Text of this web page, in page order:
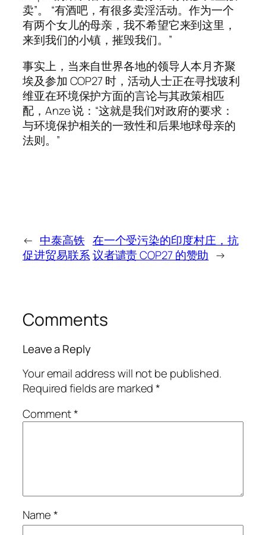
卖”。 “有酒吧，有很多卖淫活动。作为一个
有两个女儿的母亲，我不希望它来到这里，
来到我们的小镇，摧毁我们。”
事实上，当来自世界各地的领导人本月齐聚
埃及参加 COP27 时，活动人士正在寻找玻利
维亚在环境保护方面的言论与其政策相匹
配，Anze 说：“这就是我们对政府的要求：
与环境保护相关的一致性和后果地球母亲的
法则。”
← 中泰高铁
促进贸易联系
在一个受污染的印度村庄，抗
议者谴责 COP27 的赞助 →
Comments
Leave a Reply
Your email address will not be published.
Required fields are marked*
Comment*
Name*